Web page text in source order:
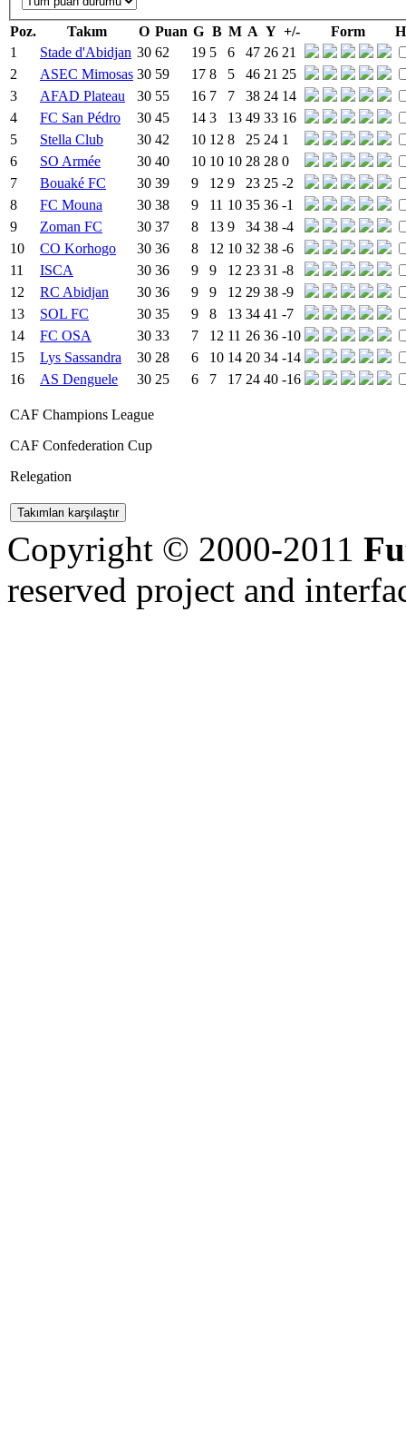
Poz. Takım O Puan G B M A Y +/- Form
1
Stade d'Abidjan 30 62 19 5 6 47 26 21
2
ASEC Mimosas 30 59 17 8 5 46 21 25
3
AFAD Plateau 30 55 16 7 7 38 24 14
4
FC San Pédro 30 45 14 3 13 49 33 16
5
Stella Club 30 42 10 12 8 25 24 1
6
SO Armée 30 40 10 10 10 28 28 0
7
Bouaké FC 30 39 9 12 9 23 25 -2
8
FC Mouna 30 38 9 11 10 35 36 -1
9
Zoman FC 30 37 8 13 9 34 38 -4
10
CO Korhogo 30 36 8 12 10 32 38 -6
11
ISCA 30 36 9 9 12 23 31 -8
12
RC Abidjan 30 36 9 9 12 29 38 -9
13
SOL FC 30 35 9 8 13 34 41 -7
14
FC OSA 30 33 7 12 11 26 36 -10
15
Lys Sassandra 30 28 6 10 14 20 34 -14
16
AS Denguele 30 25 6 7 17 24 40 -16
CAF Champions League
CAF Confederation Cup
Relegation
Copyright © 2000-2011
reserved project and